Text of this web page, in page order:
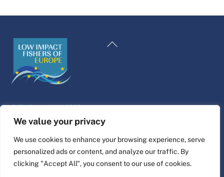
We value your privacy
We use cookies to enhance your browsing experience, serve
personalized ads or content, and analyze our traffic. By
clicking "Accept All", you consent to our use of cookies.
Powrót
©Platforma życia2026
Projekt i wykonanie strony internetowej przez
Połącz
Croatian
Dutch
Swedish